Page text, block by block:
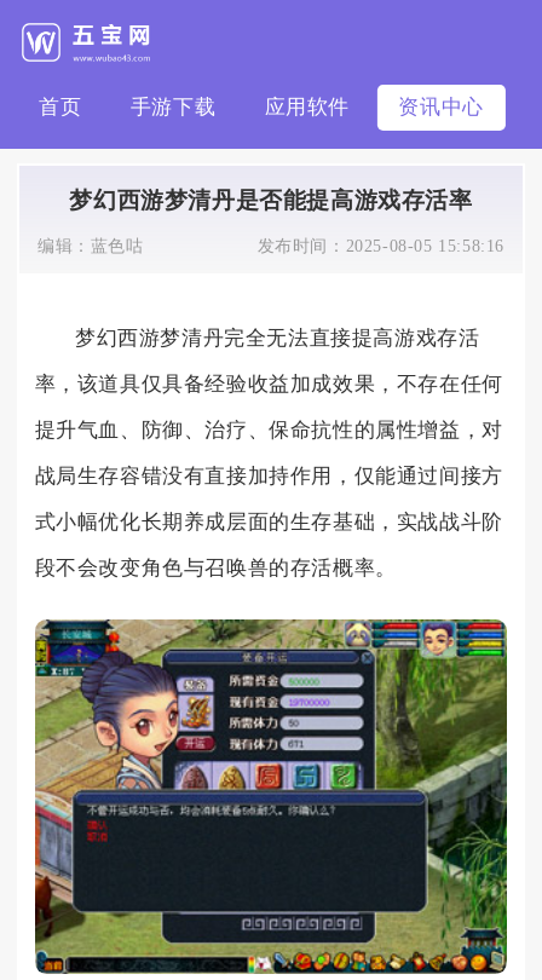
首页 手游下载 应用软件 资讯中心
梦幻西游梦清丹是否能提高游戏存活率
编辑： 蓝色咕 发布时间： 2025-08-05 15:58:16
梦幻西游梦清丹完全无法直接提高游戏存活
率，该道具仅具备经验收益加成效果，不存在任何
提升气血、防御、治疗、保命抗性的属性增益，对
战局生存容错没有直接加持作用，仅能通过间接方
式小幅优化长期养成层面的生存基础，实战战斗阶
段不会改变角色与召唤兽的存活概率。